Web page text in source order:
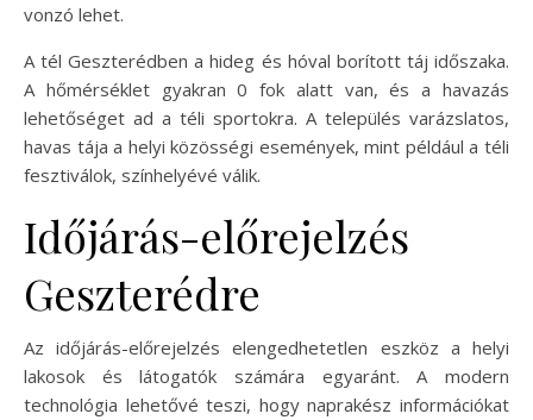
vonzó lehet.
A tél Geszterédben a hideg és hóval borított táj időszaka.
A hőmérséklet gyakran 0 fok alatt van, és a havazás
lehetőséget ad a téli sportokra. A település varázslatos,
havas tája a helyi közösségi események, mint például a téli
fesztiválok, színhelyévé válik.
Időjárás-előrejelzés
Geszterédre
Az időjárás-előrejelzés elengedhetetlen eszköz a helyi
lakosok és látogatók számára egyaránt. A modern
technológia lehetővé teszi, hogy naprakész információkat